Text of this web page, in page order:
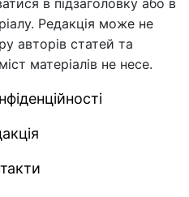
в підзаголовку або в
Редакція може не
авторів статей та
матеріалів не несе.